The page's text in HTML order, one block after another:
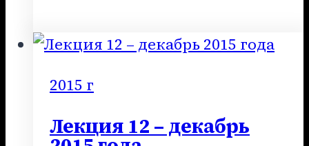
январь
2015 г
Лекция 12 – декабрь